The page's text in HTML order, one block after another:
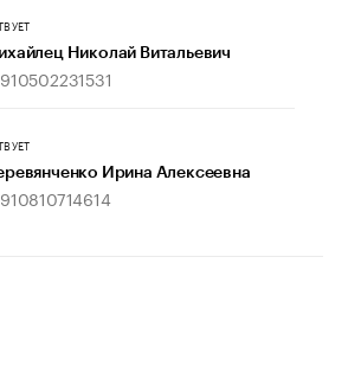
Николай Витальевич
Ирина Алексеевна